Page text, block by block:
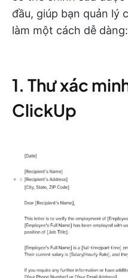
đầu, giúp bạn quản lý
làm một cách dễ dàng:
1. Thư xác
ClickUp